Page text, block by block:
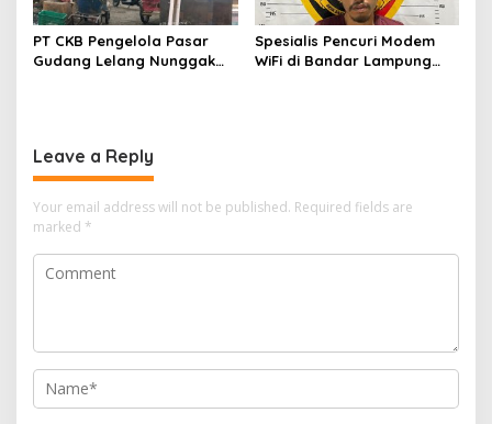
PT CKB Pengelola Pasar
Gudang Lelang Nunggak
Spesialis Pencuri Modem
WiFi di Bandar Lampung
Leave a Reply
Your email address will not be published. Required fields are
marked *